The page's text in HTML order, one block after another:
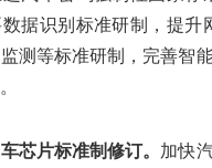
据识别标准研制，提
测等标准研制，完善智
芯片标准制修订。 加快